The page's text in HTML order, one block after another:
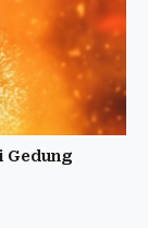
Gedung